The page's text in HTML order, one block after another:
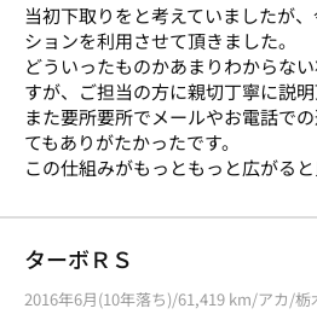
当初下取りをと考えていましたが
ションを利用させて頂きました。
どういったものかあまりわからな
すが、ご担当の方に親切丁寧に説明
また要所要所でメールやお電話で
てもありがたかったです。
この仕組みがもっともっと広がると
ターボＲＳ
2016年6月(10年落ち)/61,419 km/アカ/栃